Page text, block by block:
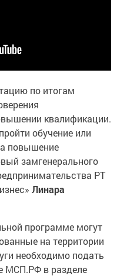
по итогам
квалификации.
обучение или
повышение
замгенерального
РТ
Линара
программе могут
на территории
необходимо подать
МСП.РФ в разделе